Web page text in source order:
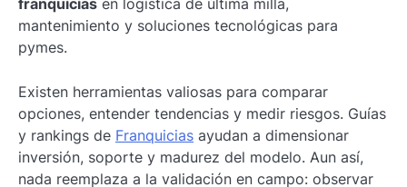
franquicias en logística de última milla,
mantenimiento y soluciones tecnológicas para
pymes.
Existen herramientas valiosas para comparar
opciones, entender tendencias y medir riesgos. Guías
y rankings de Franquicias ayudan a dimensionar
inversión, soporte y madurez del modelo. Aun así,
nada reemplaza a la validación en campo: observar